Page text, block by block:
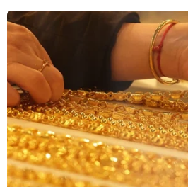
Xuất hiện áp thấp nhiệt đới
vực vịnh Bắc Bộ
07/08/2026 03:54
Lào Cai khẩn trương tìm kiếm
người mất tích do mưa lũ
07/08/2026 03:04